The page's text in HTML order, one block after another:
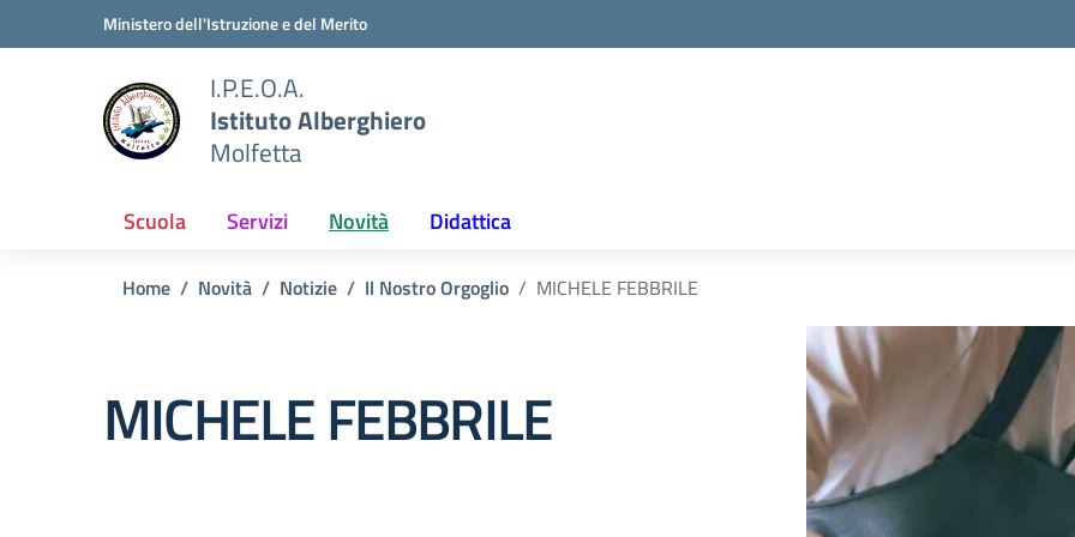
Vai ai contenuti
Vai al menu di navigazioneMinistero dell'Istruzione e del Merito
I.P.E.O.A.
Istituto Alberghiero
Molfetta
Scuola Servizi Novità Didattica
Home Novità Notizie Il Nostro Orgoglio MICHELE FEBBRILE
MICHELE FEBBRILE